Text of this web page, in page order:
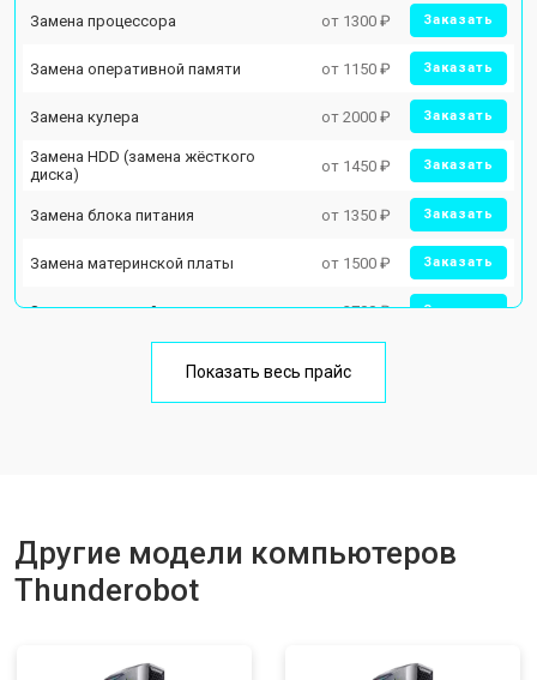
Замена процессора от 1300 ₽ Заказать
Замена оперативной памяти от 1150 ₽ Заказать
Замена кулера от 2000 ₽ Заказать
Замена HDD (замена жёсткого
диска)
от 1450 ₽ Заказать
Замена блока питания от 1350 ₽ Заказать
Замена материнской платы от 1500 ₽ Заказать
Замена звуковой платы от 2700 ₽ Заказать
Показать весь прайс
Другие модели компьютеров
Thunderobot